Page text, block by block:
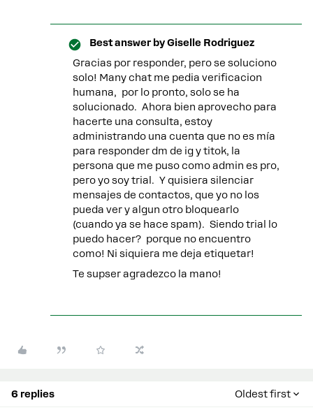
Best answer byGiselle Rodriguez
Gracias por responder, pero se soluciono
solo! Many chat me pedia verificacion
humana, por lo pronto, solo se ha
solucionado. Ahora bien aprovecho para
hacerte una consulta, estoy
administrando una cuenta que no es mía
para responder dm de ig y titok, la
persona que me puso como admin es pro,
pero yo soy trial. Y quisiera silenciar
mensajes de contactos, que yo no los
pueda ver y algun otro bloquearlo
(cuando ya se hace spam). Siendo trial lo
puedo hacer? porque no encuentro
como! Ni siquiera me deja etiquetar!
Te supser agradezco la mano!
6 replies Oldest first